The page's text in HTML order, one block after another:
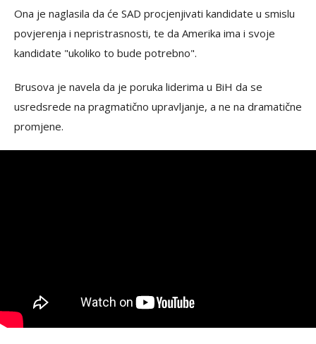
Ona je naglasila da će SAD procjenjivati kandidate u smislu
povjerenja i nepristrasnosti, te da Amerika ima i svoje
kandidate "ukoliko to bude potrebno".
Brusova je navela da je poruka liderima u BiH da se
usredsrede na pragmatično upravljanje, a ne na dramatične
promjene.